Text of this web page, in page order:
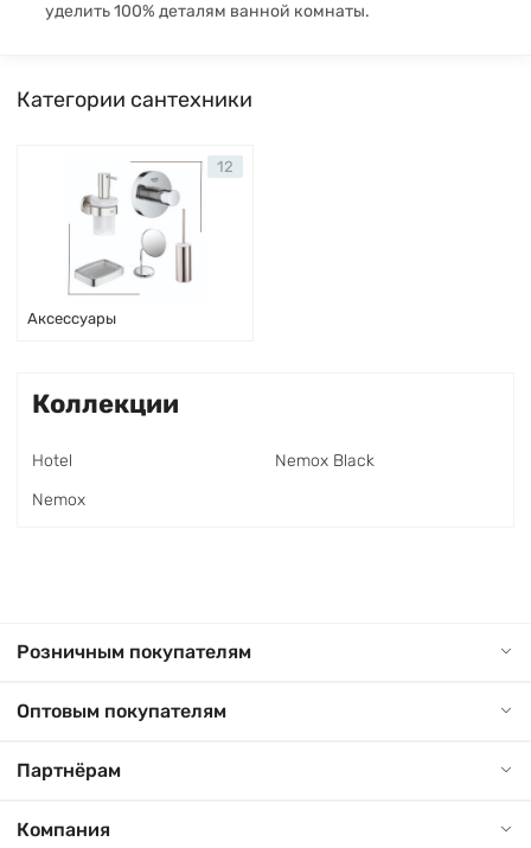
уделить 100% деталям ванной комнаты.
Категории сантехники
Аксессуары
12
Коллекции
Hotel
Nemox
Nemox Black
Розничным покупателям
Оптовым покупателям
Партнёрам
Компания